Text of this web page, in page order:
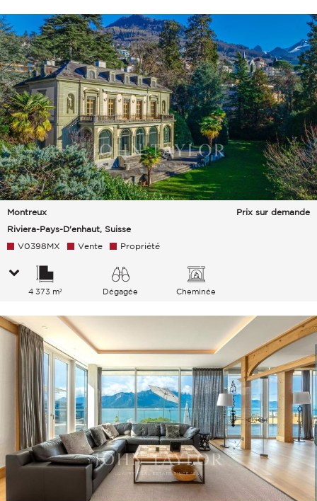
Montreux
Riviera-Pays-D'enhaut, Suisse
Prix sur demande
V0398MX Vente Propriété
4 373 m²
Dégagée
Cheminée